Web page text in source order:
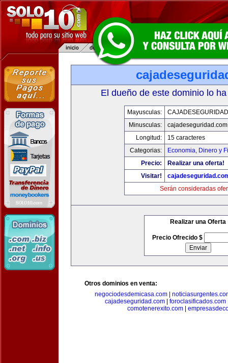
El dueño de este dominio lo
Mayusculas:
Minusculas:
cajadeseguridad.com
Longitud:
15 caracteres
Categorias:
Economia, Dinero y
Precio:
Realizar una oferta!
Visitar!
Serán consideradas
Realizar una Oferta
Precio Ofrecido $
Otros dominios en venta:
negociodesdemicasa.com
cajadeseguridad.com
foroclasificados.com
comotenerexito.com|